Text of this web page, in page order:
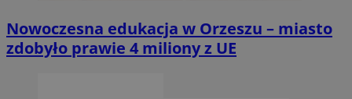
Nowoczesna edukacja w Orzeszu – miasto
zdobyło prawie 4 miliony z UE